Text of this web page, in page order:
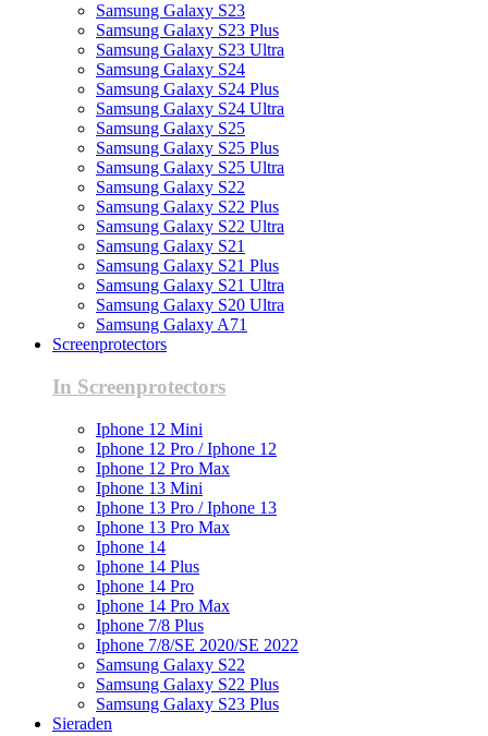
Samsung Galaxy S23
Samsung Galaxy S23 Plus
Samsung Galaxy S23 Ultra
Samsung Galaxy S24
Samsung Galaxy S24 Plus
Samsung Galaxy S24 Ultra
Samsung Galaxy S25
Samsung Galaxy S25 Plus
Samsung Galaxy S25 Ultra
Samsung Galaxy S22
Samsung Galaxy S22 Plus
Samsung Galaxy S22 Ultra
Samsung Galaxy S21
Samsung Galaxy S21 Plus
Samsung Galaxy S21 Ultra
Samsung Galaxy S20 Ultra
Samsung Galaxy A71
Screenprotectors
In Screenprotectors
Iphone 12 Mini
Iphone 12 Pro / Iphone 12
Iphone 12 Pro Max
Iphone 13 Mini
Iphone 13 Pro / Iphone 13
Iphone 13 Pro Max
Iphone 14
Iphone 14 Plus
Iphone 14 Pro
Iphone 14 Pro Max
Iphone 7/8 Plus
Iphone 7/8/SE 2020/SE 2022
Samsung Galaxy S22
Samsung Galaxy S22 Plus
Samsung Galaxy S23 Plus
Sieraden